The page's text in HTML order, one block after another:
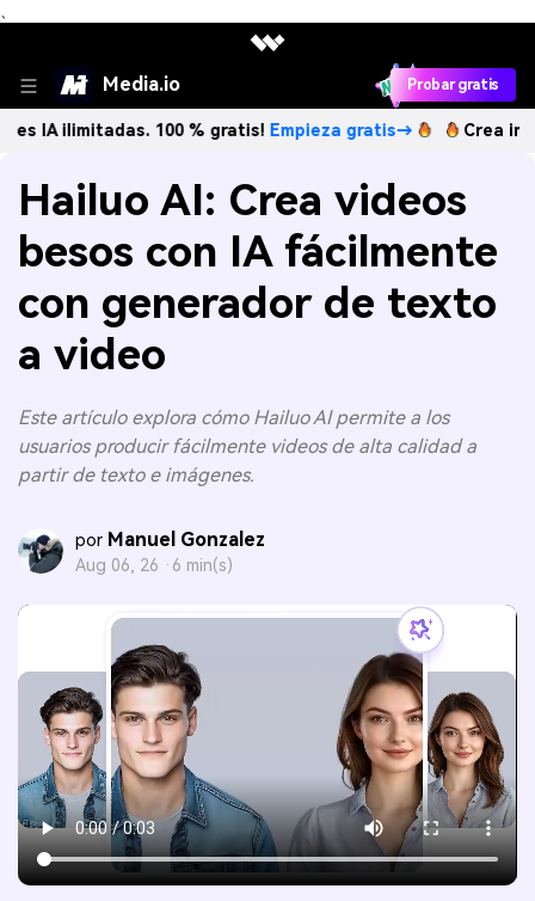
、
Media.io Probar gratis
100 % gratis!Empieza gratis→ Crea imágenes
Hailuo AI: Crea videos
besos con IA fácilmente
con generador de texto
a video
Este artículo explora cómo Hailuo AI permite a los
usuarios producir fácilmente videos de alta calidad a
partir de texto e imágenes.
por Manuel Gonzalez
Aug 06, 26 · 6 min(s)